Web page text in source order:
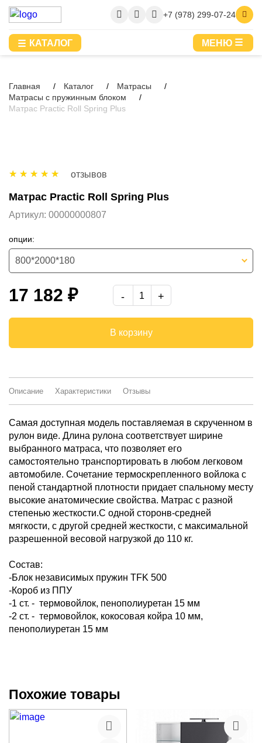
+7 (978) 299-07-24
КАТАЛОГ МЕНЮ
Главная Каталог
Матрасы
Матрасы с пружинным блоком
Матрас Practic Roll Spring Plus
отзывов
Матрас Practic Roll Spring Plus
Артикул: 00000000807
опции:
800*2000*180
1800*2000*180
17 182 ₽
В корзину
Описание Характеристики Отзывы
Самая доступная модель поставляемая в скрученном в
рулон виде. Длина рулона соответствует ширине
выбранного матраса, что позволяет его
самостоятельно транспортировать в любом легковом
автомобиле. Сочетание термоскрепленного войлока с
пеной стандартной плотности придает спальному месту
высокие анатомические свойства. Матрас с разной
степенью жесткости.С одной сторонв-средней
мягкости, с другой средней жесткости, с максимальной
разрешенной весовой нагрузкой до 110 кг.
Состав:
-Блок независимых пружин TFK 500
-Короб из ППУ
-1 cт. - термовойлок, пенополиуретан 15 мм
-2 cт. - термовойлок, кокосовая койра 10 мм,
пенополиуретан 15 мм
Похожие товары